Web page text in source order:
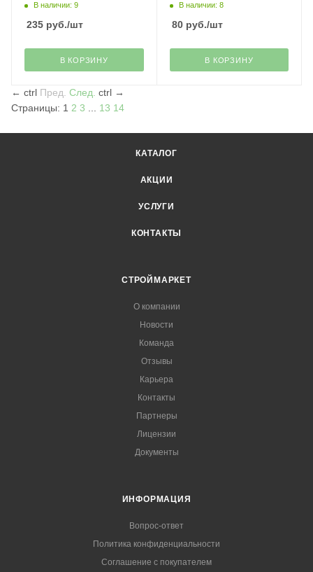
В наличии: 9
235 руб./шт
В КОРЗИНУ
В наличии: 8
80руб./шт
В КОРЗИНУ
← ctrl Пред. След. ctrl →
Страницы: 1 2 3 13 14
КАТАЛОГ
АКЦИИ
УСЛУГИ
КОНТАКТЫ
СТРОЙМАРКЕТ
О компании
Новости
Команда
Отзывы
Карьера
Контакты
Партнеры
Лицензии
Документы
ИНФОРМАЦИЯ
Вопрос-ответ
Политика конфиденциальности
Соглашение с покупателем